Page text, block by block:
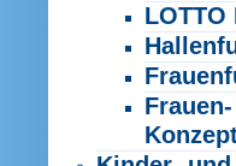
LOTTO